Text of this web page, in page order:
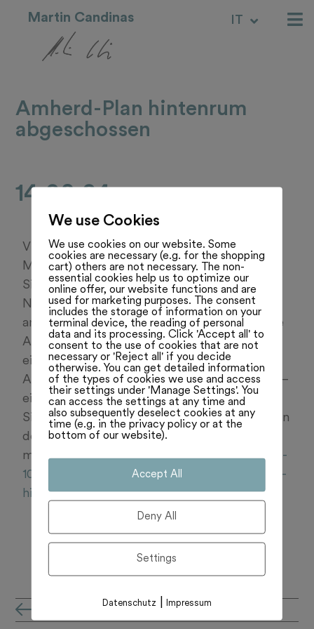
Martin Candinas IT
RM
Amherd-Plan hintenrum
abgeschossen
14.08.24
Viola Amherd will die Armee mit einem 10-
Milliarden-Sonderfonds aufrüsten. Die
Sicherheitspolitische Kommission des
Nationalrats unterstützt den Plan, versenkt
am Schluss aber den Zahlungsrahmen für die
Armee. Von einem Chaos ist die Rede, von
einem Ghetto oder Tohuwabohu. Die
Armeefinanzen sorgen für ein Durcheinander–
einmal mehr! Zuletzt am Dienstag in der
Sitzung der Sicherheitspolitischen Kommission
des Nationalrats. Lesen Sie
mehr:https://www.blick.ch/politik/chaos-um-
10-milliarden-fonds-fuer-armee-amherd-plan-
hintenrum-abgeschossen-id20036156.html
all'archivio notizie
We use Cookies
We use cookies on our website. Some
cookies are necessary (e.g. for the shopping
cart) others are not necessary. The non-
essential cookies help us to optimize our
online offer, our website functions and are
used for marketing purposes. The consent
includes the storage of information on your
terminal device, the reading of personal
data and its processing. Click 'Accept all' to
consent to the use of cookies that are not
necessary or 'Reject all' if you decide
otherwise. You can get detailed information
of the types of cookies we use and access
their settings under 'Manage Settings'. You
can access the settings at any time and
also subsequently deselect cookies at any
time (e.g. in the privacy policy or at the
bottom of our website).
Accept All
Deny All
Settings
Datenschutz Impressum